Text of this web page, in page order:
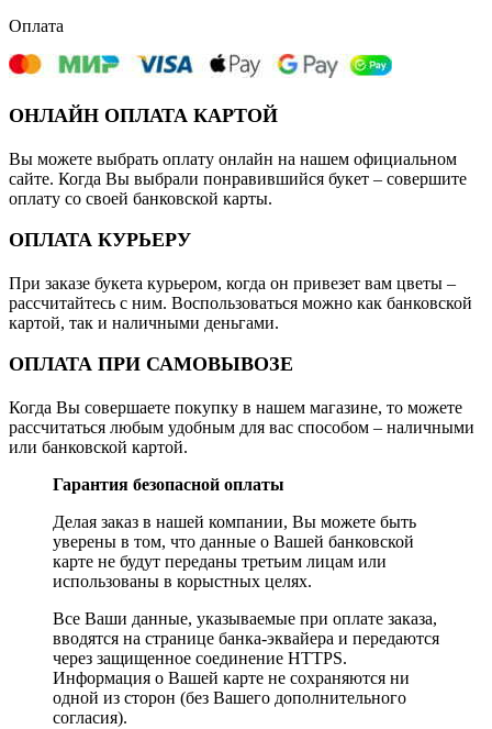
Оплата
ОНЛАЙН ОПЛАТА КАРТОЙ
Вы можете выбрать оплату онлайн на нашем официальном
сайте. Когда Вы выбрали понравившийся букет – совершите
оплату со своей банковской карты.
ОПЛАТА КУРЬЕРУ
При заказе букета курьером, когда он привезет вам цветы –
рассчитайтесь с ним. Воспользоваться можно как банковской
картой, так и наличными деньгами.
ОПЛАТА ПРИ САМОВЫВОЗЕ
Когда Вы совершаете покупку в нашем магазине, то можете
рассчитаться любым удобным для вас способом – наличными
или банковской картой.
Гарантия безопасной оплаты
Делая заказ в нашей компании, Вы можете быть
уверены в том, что данные о Вашей банковской
карте не будут переданы третьим лицам или
использованы в корыстных целях.
Все Ваши данные, указываемые при оплате заказа,
вводятся на странице банка-эквайера и передаются
через защищенное соединение HTTPS.
Информация о Вашей карте не сохраняются ни
одной из сторон (без Вашего дополнительного
согласия).